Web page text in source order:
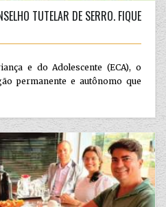
TUTELAR DE SERRO. FIQUE
e do Adolescente (ECA), o
permanente e autônomo que